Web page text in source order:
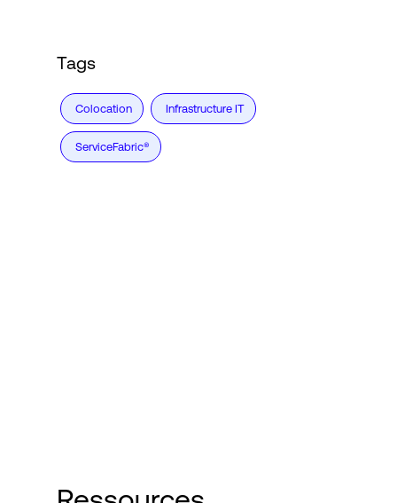
Tags
Colocation Infrastructure IT
ServiceFabric®